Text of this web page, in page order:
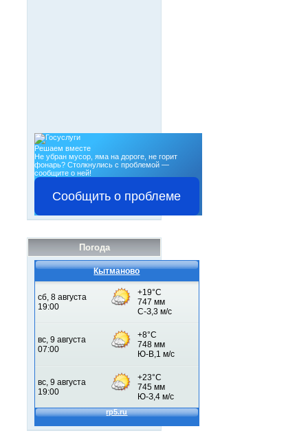
Решаем вместе
Не убран мусор, яма на дороге, не горит
фонарь? Столкнулись с проблемой —
сообщите о ней!
Сообщить о проблеме
Погода
Кытманово